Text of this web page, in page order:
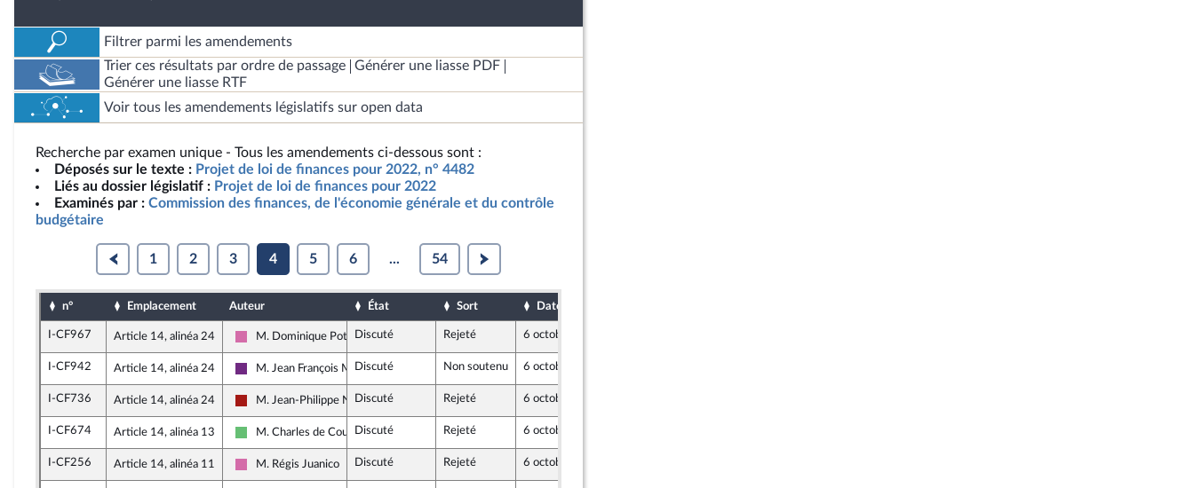
Filtrer parmi les amendements
Trier ces résultats par ordre de passage
Générer une liasse PDF
Générer une liasse RTF
Voir tous les amendements législatifs sur open data
Recherche par examen unique - Tous les amendements ci-dessous sont :
Déposés sur le texte : Projet de loi de finances pour 2022, n° 4482
Liés au dossier législatif : Projet de loi de finances pour 2022
Examinés par : Commission des finances, de l'économie générale et du contrôle
budgétaire
1 2 3 4 5 6 ... 54
n° Emplacement Auteur État Sort Date d'examen
I-CF967 Article 14, alinéa 24
Socialistes et apparentés
M. Dominique PotierDiscuté Rejeté 6 octobre 2021
I-CF942 Article 14, alinéa 24
La République en Marche
M. Jean François MbayeDiscuté Non soutenu 6 octobre 2021
I-CF736 Article 14, alinéa 24
Gauche démocrate et républicaine
M. Jean-Philippe NilorDiscuté Rejeté 6 octobre 2021
I-CF674 Article 14, alinéa 13
Libertés et Territoires
M. Charles de CoursonDiscuté Rejeté 6 octobre 2021
I-CF256 Article 14, alinéa 11
Socialistes et apparentés
M. Régis Juanico Discuté Rejeté 6 octobre 2021